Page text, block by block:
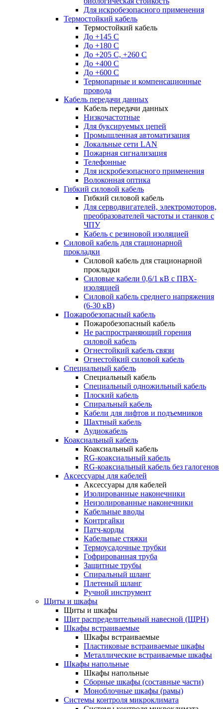
Для искробезопасного применения
Термостойкий кабель
Термостойкий кабель
До +145 С
До +180 C
До +205 С, +260 С
До +400 C
До +600 С
Термопарные и компенсационные
провода
Кабель передачи данных
Кабель передачи данных
Низкочастотные
Для буксируемых цепей
Промышленная автоматизация
Локальные сети LAN
Пожарная сигнализация
Телефонные
Для искробезопасного применения
Волоконная оптика
Гибкий силовой кабель
Гибкий силовой кабель
Для серводвигателей, электромоторов,
преобразователей частоты и станков с
ЧПУ
Кабель с резиновой изоляцией
Силовой кабель для стационарной
прокладки
Силовой кабель для стационарной
прокладки
Силовые кабели 0,6/1 кВ с ПВХ-
изоляцией
Силовой кабель среднего напряжения
(6-30 кВ)
Пожаробезопасный кабель
Пожаробезопасный кабель
Не распространяющий горения
силовой кабель
Огнестойкий кабель связи
Огнестойкий силовой кабель
Специальный кабель
Специальный кабель
Специальный одножильный кабель
Плоский кабель
Спиральный кабель
Кабели для лифтов и подъемников
Шахтный кабель
Аудиокабель
Коаксиальный кабель
Коаксиальный кабель
RG-коаксиальный кабель
RG-коаксиальный кабель без галогенов
Аксессуары для кабелей
Аксессуары для кабелей
Изолированные наконечники
Неизолированные наконечники
Кабельные вводы
Контргайки
Патч-корды
Кабельные стяжки
Термоусадочные трубки
Гофрированная труба
Защитные трубы
Спиральный шланг
Плетеный шланг
Ручной инструмент
Щиты и шкафы
Щиты и шкафы
Щит распределительный навесной (ЩРН)
Шкафы встраиваемые
Шкафы встраиваемые
Пластиковые встраиваемые шкафы
Металлические встраиваемые шкафы
Шкафы напольные
Шкафы напольные
Сборные шкафы (составные части)
Моноблочные шкафы (рамы)
Системы контроля микроклимата